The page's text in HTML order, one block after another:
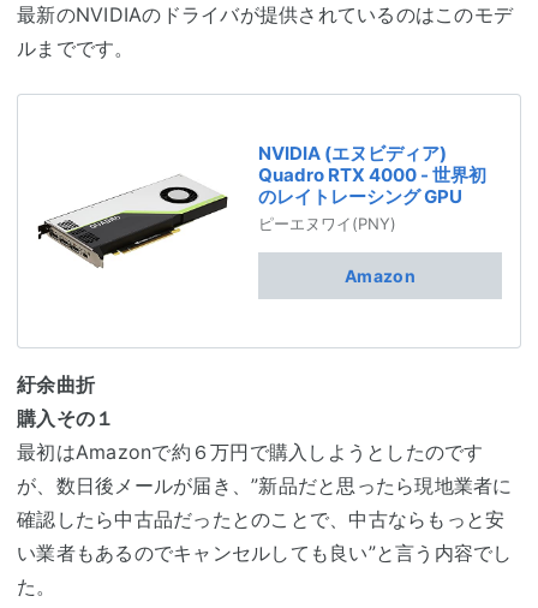
最新のNVIDIAのドライバが提供されているのはこのモデ
ルまでです。
NVIDIA (エヌビディア)
Quadro RTX 4000 - 世界初
のレイトレーシング GPU
ピーエヌワイ(PNY)
Amazon
紆余曲折
購入その１
最初はAmazonで約６万円で購入しようとしたのです
が、数日後メールが届き、”新品だと思ったら現地業者に
確認したら中古品だったとのことで、中古ならもっと安
い業者もあるのでキャンセルしても良い”と言う内容でし
た。